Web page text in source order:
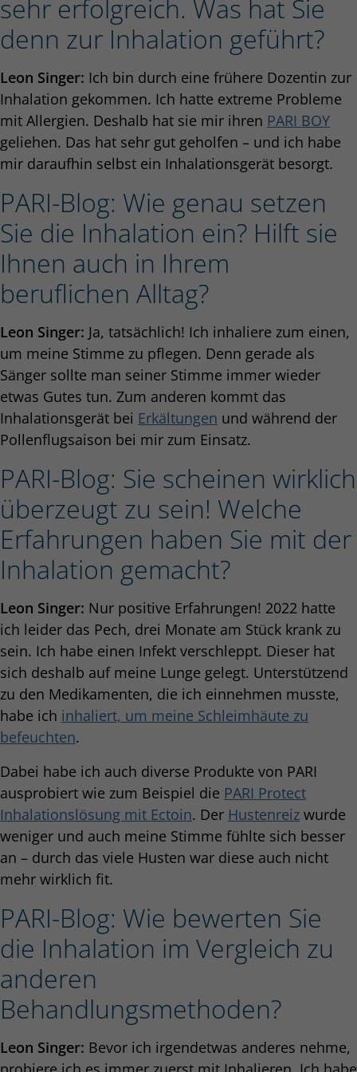
sehr erfolgreich. Was hat Sie
denn zur Inhalation geführt?
Leon Singer: Ich bin durch eine frühere Dozentin zur
Inhalation gekommen. Ich hatte extreme Probleme
mit Allergien. Deshalb hat sie mir ihren PARI BOY
geliehen. Das hat sehr gut geholfen – und ich habe
mir daraufhin selbst ein Inhalationsgerät besorgt.
PARI-Blog: Wie genau setzen
Sie die Inhalation ein? Hilft sie
Ihnen auch in Ihrem
beruflichen Alltag?
Leon Singer: Ja, tatsächlich! Ich inhaliere zum einen,
um meine Stimme zu pflegen. Denn gerade als
Sänger sollte man seiner Stimme immer wieder
etwas Gutes tun. Zum anderen kommt das
Inhalationsgerät bei Erkältungen und während der
Pollenflugsaison bei mir zum Einsatz.
PARI-Blog: Sie scheinen wirklich
überzeugt zu sein! Welche
Erfahrungen haben Sie mit der
Inhalation gemacht?
Leon Singer: Nur positive Erfahrungen! 2022 hatte
ich leider das Pech, drei Monate am Stück krank zu
sein. Ich habe einen Infekt verschleppt. Dieser hat
sich deshalb auf meine Lunge gelegt. Unterstützend
zu den Medikamenten, die ich einnehmen musste,
habe ich inhaliert, um meine Schleimhäute zu
befeuchten.
Dabei habe ich auch diverse Produkte von PARI
ausprobiert wie zum Beispiel die PARI Protect
Inhalationslösung mit Ectoin. Der Hustenreiz wurde
weniger und auch meine Stimme fühlte sich besser
an – durch das viele Husten war diese auch nicht
mehr wirklich fit.
PARI-Blog: Wie bewerten Sie
die Inhalation im Vergleich zu
anderen
Behandlungsmethoden?
Leon Singer: Bevor ich irgendetwas anderes nehme,